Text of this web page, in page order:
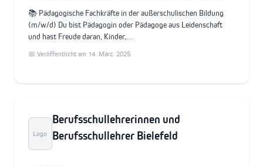
📚 Pädagogische Fachkräfte in der außerschulischen Bildung
(m/w/d) Du bist Pädagogin oder Pädagoge aus Leidenschaft
und hast Freude daran, Kinder,…
📅 Veröffentlicht am 14. März. 2025
Logo
Berufsschullehrerinnen und
Berufsschullehrer Bielefeld